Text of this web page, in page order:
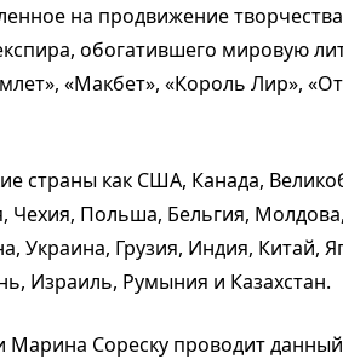
на продвижение
обогатившего мировую
«Макбет», «Король Лир»,
страны как США, Канада,
Польша, Бельгия,
Украина, Грузия, Индия, Китай,
Израиль, Румыния и Казахстан.
Сореску проводит данный